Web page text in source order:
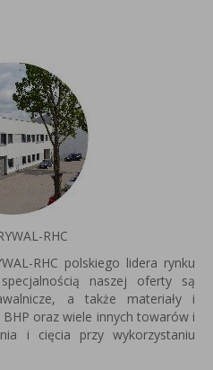
RHC
RHC polskiego lidera rynku
naszej oferty są
a także materiały i
oraz wiele innych towarów i
i cięcia przy wykorzystaniu